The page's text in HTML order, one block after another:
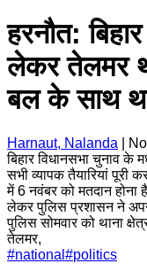
हरनौत:
लेकर तेलमर
बल के साथ
Harnaut, Nalanda
बिहार विधानसभा चुनाव के
सभी व्यापक तैयारियां पूरी
में 6 नवंबर को मतदान होना
लेकर पुलिस प्रशासन ने
पुलिस सोमवार को थाना
तेलमर,
#national #politics